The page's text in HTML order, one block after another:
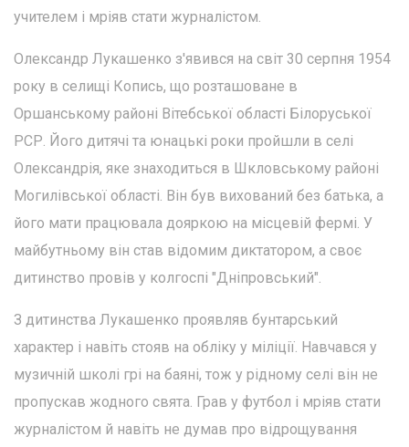
учителем і мріяв стати журналістом.
Олександр Лукашенко з'явився на світ 30 серпня 1954
року в селищі Копись, що розташоване в
Оршанському районі Вітебської області Білоруської
РСР. Його дитячі та юнацькі роки пройшли в селі
Олександрія, яке знаходиться в Шкловському районі
Могилівської області. Він був вихований без батька, а
його мати працювала дояркою на місцевій фермі. У
майбутньому він став відомим диктатором, а своє
дитинство провів у колгоспі "Дніпровський".
З дитинства Лукашенко проявляв бунтарський
характер і навіть стояв на обліку у міліції. Навчався у
музичній школі грі на баяні, тож у рідному селі він не
пропускав жодного свята. Грав у футбол і мріяв стати
журналістом й навіть не думав про відрощування